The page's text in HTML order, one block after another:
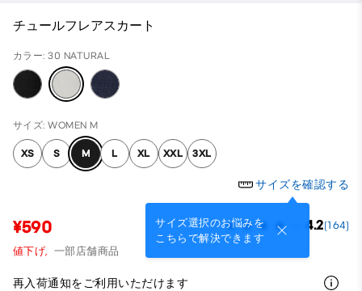
チュールフレアスカート
カラー: 30 NATURAL
サイズ: WOMEN M
XS S M L XL XXL 3XL
サイズを確認する
サイズ選択のお悩みを
こちらで解決できます
¥590 4.2(164)
値下げ, 一部店舗商品
再入荷通知をご利用いただけます